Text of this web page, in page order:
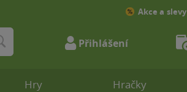
Hry Hračky
Akce a slevy
Přihlášení